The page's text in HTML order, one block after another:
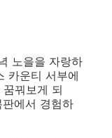
노을을 자랑하
카운티 서부에
꿔보게 되
에서 경험하